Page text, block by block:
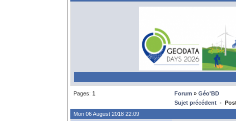
Pages: 1 Forum » Géo'BD
Sujet précédent -
Mon 06 August 2018 22:09